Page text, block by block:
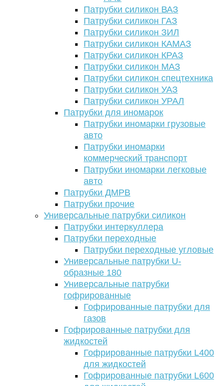
Патрубки силикон ВАЗ
Патрубки силикон ГАЗ
Патрубки силикон ЗИЛ
Патрубки силикон КАМАЗ
Патрубки силикон КРАЗ
Патрубки силикон МАЗ
Патрубки силикон спецтехника
Патрубки силикон УАЗ
Патрубки силикон УРАЛ
Патрубки для иномарок
Патрубки иномарки грузовые
авто
Патрубки иномарки
коммерческий транспорт
Патрубки иномарки легковые
авто
Патрубки ДМРВ
Патрубки прочие
Универсальные патрубки силикон
Патрубки интеркуллера
Патрубки переходные
Патрубки переходные угловые
Универсальные патрубки U-
образные 180
Универсальные патрубки
гофрированные
Гофрированные патрубки для
газов
Гофрированные патрубки для
жидкостей
Гофрированные патрубки L400
для жидкостей
Гофрированные патрубки L600